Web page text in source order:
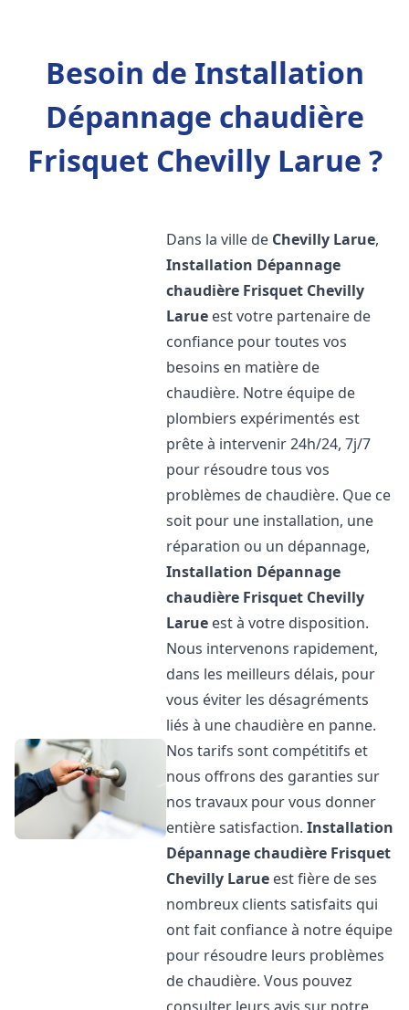
Besoin de Installation
Dépannage chaudière
Frisquet Chevilly Larue ?
Dans la ville de Chevilly Larue,
Installation Dépannage
chaudière Frisquet Chevilly
Larue est votre partenaire de
confiance pour toutes vos
besoins en matière de
chaudière. Notre équipe de
plombiers expérimentés est
prête à intervenir 24h/24, 7j/7
pour résoudre tous vos
problèmes de chaudière. Que ce
soit pour une installation, une
réparation ou un dépannage,
Installation Dépannage
chaudière Frisquet Chevilly
Larue est à votre disposition.
Nous intervenons rapidement,
dans les meilleurs délais, pour
vous éviter les désagréments
liés à une chaudière en panne.
Nos tarifs sont compétitifs et
nous offrons des garanties sur
nos travaux pour vous donner
entière satisfaction.Installation
Dépannage chaudière Frisquet
Chevilly Larue est fière de ses
nombreux clients satisfaits qui
ont fait confiance à notre équipe
pour résoudre leurs problèmes
de chaudière. Vous pouvez